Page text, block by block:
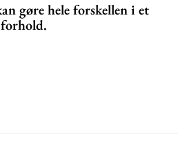
gøre hele forskellen i et
forhold.